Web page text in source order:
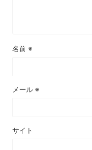
名前 ※
メール ※
サイト